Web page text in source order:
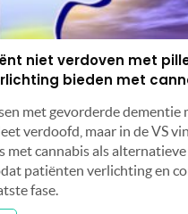
niet verdoven met
bieden met
met gevorderde dementie
verdoofd, maar in de VS
met cannabis als alternatieve
patiënten verlichting en
fase.